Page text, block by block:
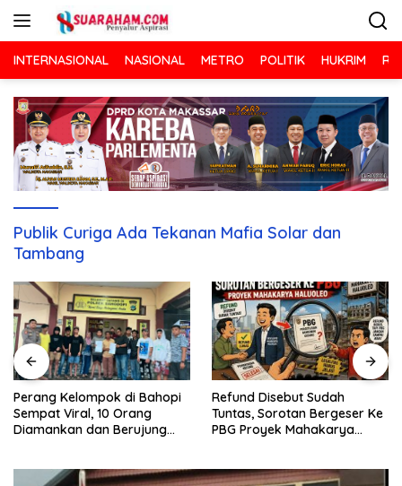
INTERNASIONAL NASIONAL METRO POLITIK HUKRIM
Publik Curiga Ada Tekanan Mafia Solar dan
Tambang
Perang Kelompok di Bahopi
Sempat Viral, 10 Orang
Diamankan dan Berujung
Refund Disebut Sudah
Tuntas, Sorotan Bergeser Ke
PBG Proyek Mahakarya